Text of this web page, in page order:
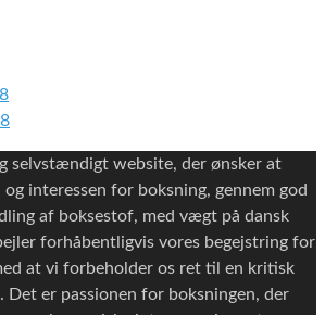
selvstændigt website, der ønsker at
interessen for boksning, gennem god
af boksestof, med vægt på dansk
forhåbentligvis vores begejstring for
at vi forbeholder os ret til en kritisk
Det er passionen for boksningen, der